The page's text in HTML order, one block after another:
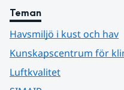
Teman
Havsmiljö i kust och hav
Kunskapscentrum för
Luftkvalitet